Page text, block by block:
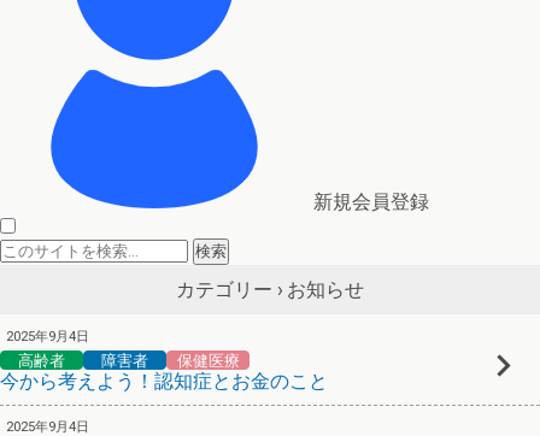
新規会員登録
カテゴリー › お知らせ
2025年9月4日
高齢者 障害者 保健医療
今から考えよう！認知症とお金のこと
2025年9月4日